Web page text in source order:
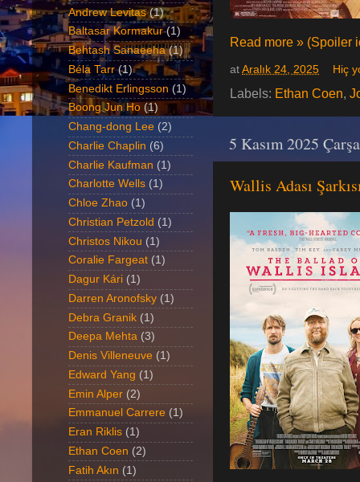
Read more » (Spoiler
at Aralık 24, 2025 Hiç
Labels: Ethan Coen,
5 Kasım 2025
Wallis Adası
Andrew Levitas (1)
Baltasar Kormakur (1)
Behtash Sanaeeha (1)
Béla Tarr (1)
Benedikt Erlingsson (1)
Boong Jun Ho (1)
Chang-dong Lee (2)
Charlie Chaplin (6)
Charlie Kaufman (1)
Charlotte Wells (1)
Chloe Zhao (1)
Christian Petzold (1)
Christos Nikou (1)
Coralie Fargeat (1)
Dagur Kári (1)
Darren Aronofsky (1)
Debra Granik (1)
Deepa Mehta (3)
Denis Villeneuve (1)
Edward Yang (1)
Emin Alper (2)
Emmanuel Carrere (1)
Eran Riklis (1)
Ethan Coen (2)
Fatih Akın (1)